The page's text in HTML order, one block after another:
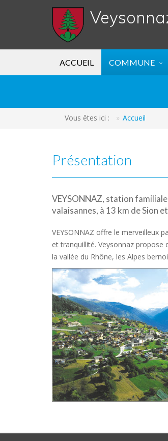
ACCUEIL COMMUNE
Vous êtes ici : Accueil
Présentation
VEYSONNAZ, station
valaisannes, à 13 km de Sion
VEYSONNAZ offre le merveilleux
et tranquillité. Veysonnaz
la vallée du Rhône, les Alpes